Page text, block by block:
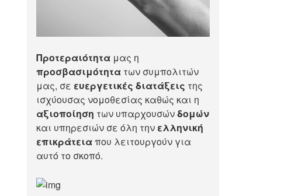
Προτεραιότητα μας η
προσβασιμότητα των συμπολιτών
μας, σε ευεργετικές διατάξεις της
ισχύουσας νομοθεσίας καθώς και η
αξιοποίηση των υπαρχουσώνδομών
και υπηρεσιών σε όλη την ελληνική
επικράτειαπου λειτουργούν για
αυτό το σκοπό.​